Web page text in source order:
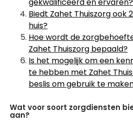
Biedt Zahet Thuiszorg ook
huis?
Hoe wordt de
Zahet Thuiszorg bepaald?
Is het mogelijk om een
te hebben met Zahet
beslis om gebruik te
Wat voor soort zorgdiensten
aan?